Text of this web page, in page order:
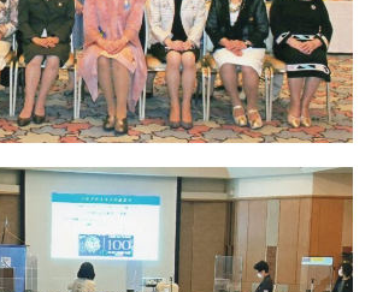
アメリカ
SIA
JAPAN KITA